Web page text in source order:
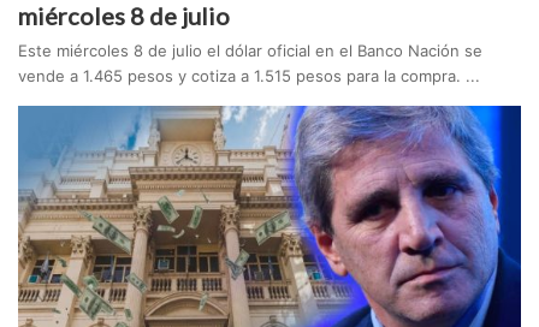
miércoles 8 de julio
Este miércoles 8 de julio el dólar oficial en el Banco Nación se
vende a 1.465 pesos y cotiza a 1.515 pesos para la compra. ...